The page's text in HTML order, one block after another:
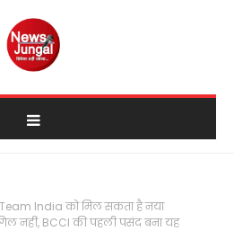
Team India को मिल सकता है नया
नहीं, BCCI की पहली पसंद बना यह